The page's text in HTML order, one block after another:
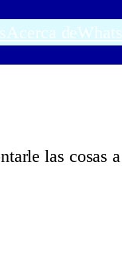
Acerca de
las cosas